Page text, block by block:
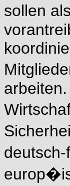
sollen